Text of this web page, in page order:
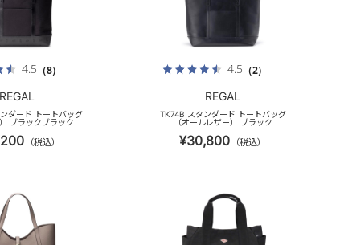
4.5 （8）
REGAL
ダード トートバッグ
ブラックブラック
（税込）
4.5 （2）
REGAL
TK74B スタンダード トートバッグ
（オールレザー） ブラック
¥30,800 （税込）